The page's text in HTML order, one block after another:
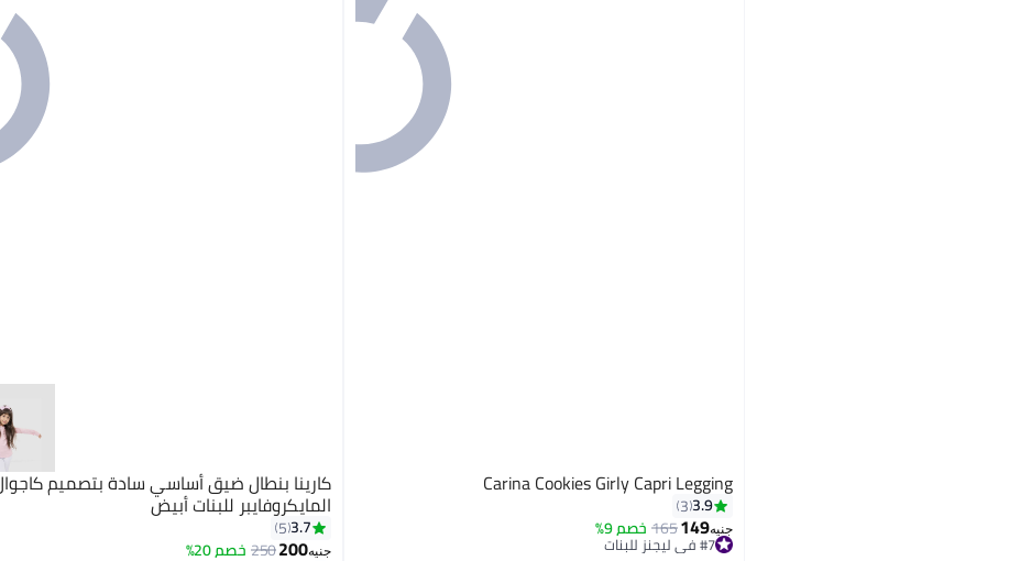
Carina Cookies Girly Capri Legging
3.9
3
جنيه149
165 خصم 9%
#7 في ليجنز للبنات 2
كارينا بنطال ضيق أساسي سادة بتصميم
المايكروفايبر للبنات أبيض
3.7
5
جنيه200
250خصم 20%